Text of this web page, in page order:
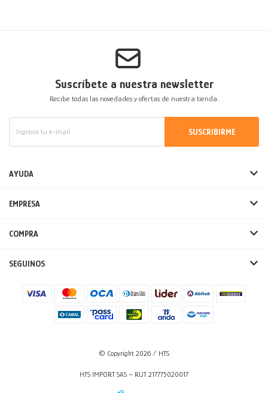
Suscríbete a nuestra newsletter
Recibe todas las novedades y ofertas de nuestra tienda.
SUSCRIBIRME
AYUDA
EMPRESA
COMPRA
SEGUINOS
© Copyright 2026 / HTS
HTS IMPORT SAS – RUT 217775020017